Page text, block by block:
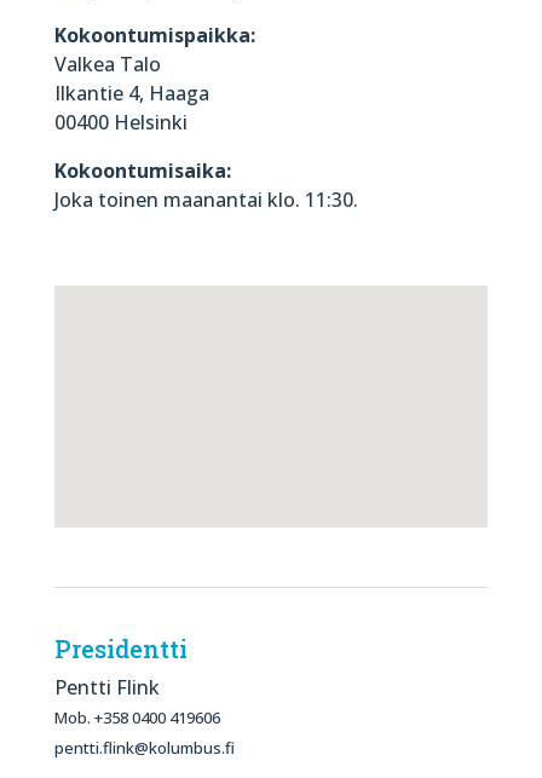
Kokoontumispaikka:
Valkea Talo
Ilkantie 4, Haaga
00400 Helsinki
Kokoontumisaika:
Joka toinen maanantai klo. 11:30.
Presidentti
Pentti Flink
Mob. +358 0400 419606
pentti.flink@kolumbus.fi